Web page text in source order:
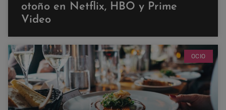
otoño en Netflix, HBO y Prime
Video
OCIO